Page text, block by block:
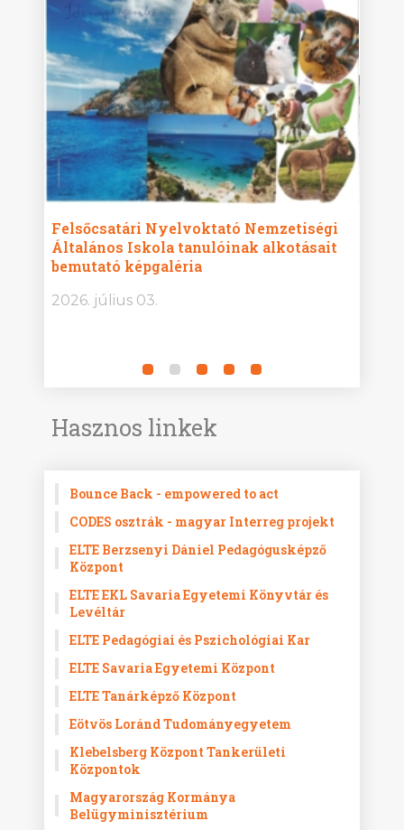
Felsőcsatári Nyelvoktató Nemzetiségi
Általános Iskola tanulóinak alkotásait
bemutató képgaléria
2026. július 03.
Hasznos linkek
Bounce Back - empowered to act
CODES osztrák - magyar Interreg projekt
ELTE Berzsenyi Dániel Pedagógusképző
Központ
ELTE EKL Savaria Egyetemi Könyvtár és
Levéltár
ELTE Pedagógiai és Pszichológiai Kar
ELTE Savaria Egyetemi Központ
ELTE Tanárképző Központ
Eötvös Loránd Tudományegyetem
Klebelsberg Központ Tankerületi
Központok
Magyarország Kormánya
Belügyminisztérium